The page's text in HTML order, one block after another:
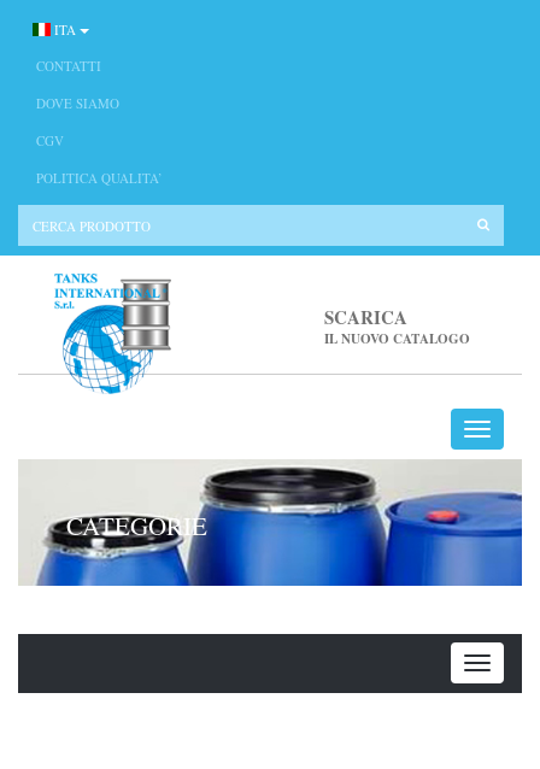
ITA
CONTATTI
DOVE SIAMO
CGV
POLITICA QUALITA’
SCARICA
IL NUOVO CATALOGO
CATEGORIE